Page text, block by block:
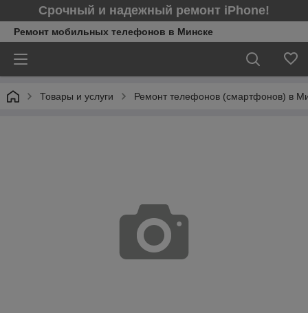
Срочный и надежный ремонт iPhone!
Ремонт мобильных телефонов в Минcке
Товары и услуги Ремонт телефонов (смартфонов) в